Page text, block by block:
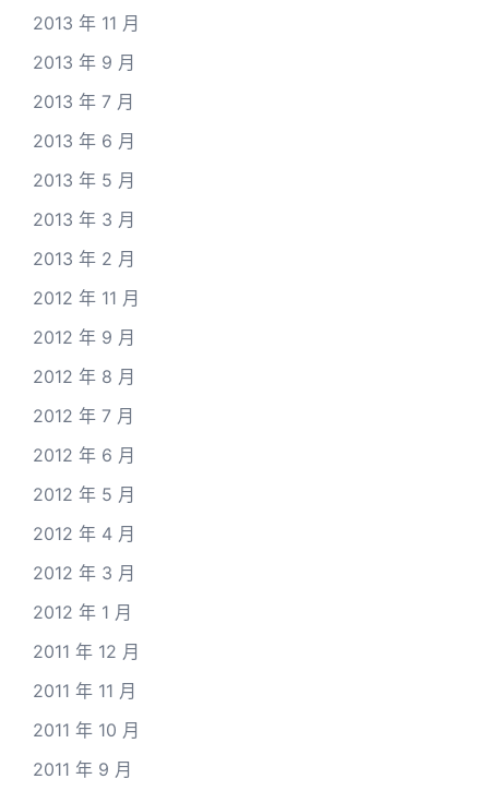
2013 年 11 月
2013 年 9 月
2013 年 7 月
2013 年 6 月
2013 年 5 月
2013 年 3 月
2013 年 2 月
2012 年 11 月
2012 年 9 月
2012 年 8 月
2012 年 7 月
2012 年 6 月
2012 年 5 月
2012 年 4 月
2012 年 3 月
2012 年 1 月
2011 年 12 月
2011 年 11 月
2011 年 10 月
2011 年 9 月